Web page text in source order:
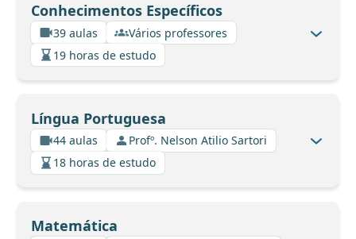
Conhecimentos Específicos
39 aulas
Vários professores
19 horas de estudo
Língua Portuguesa
44 aulas
Profº. Nelson Atilio Sartori
18 horas de estudo
Matemática